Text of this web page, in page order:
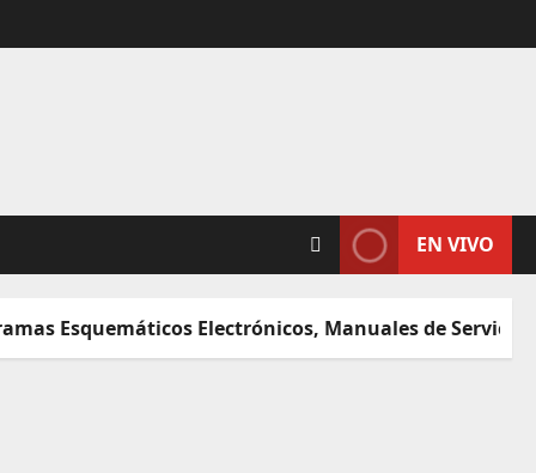
EN VIVO
Electrónicos, Manuales de Servicio